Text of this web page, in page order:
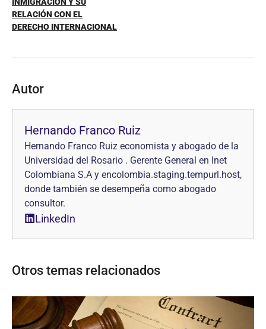
RELACIÓN CON EL
DERECHO INTERNACIONAL
Autor
Hernando Franco Ruiz
Hernando Franco Ruiz economista y abogado de la
Universidad del Rosario . Gerente General en Inet
Colombiana S.A y encolombia.staging.tempurl.host,
donde también se desempeña como abogado
consultor.
LinkedIn
Otros temas relacionados